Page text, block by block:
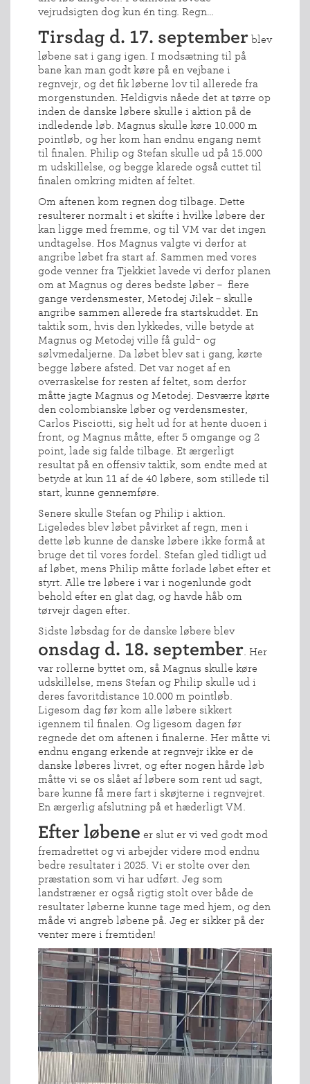
INDMELDELSE
BREDDEPULJE
NYHEDER
SPORTSGRENE
FORBUNDET
VÆRKTØJSKASSEN
KONKURRENCER
vejrudsigten dog kun én ting. Regn…
Tirsdag d. 17. september blev
løbene sat i gang igen. I modsætning til på
bane kan man godt køre på en vejbane i
regnvejr, og det fik løberne lov til allerede fra
morgenstunden. Heldigvis nåede det at tørre op
inden de danske løbere skulle i aktion på de
indledende løb. Magnus skulle køre 10.000 m
pointløb, og her kom han endnu engang nemt
til finalen. Philip og Stefan skulle ud på 15.000
m udskillelse, og begge klarede også cuttet til
finalen omkring midten af feltet.
Om aftenen kom regnen dog tilbage. Dette
resulterer normalt i et skifte i hvilke løbere der
kan ligge med fremme, og til VM var det ingen
undtagelse. Hos Magnus valgte vi derfor at
angribe løbet fra start af. Sammen med vores
gode venner fra Tjekkiet lavede vi derfor planen
om at Magnus og deres bedste løber – flere
gange verdensmester, Metodej Jilek – skulle
angribe sammen allerede fra startskuddet. En
taktik som, hvis den lykkedes, ville betyde at
Magnus og Metodej ville få guld- og
sølvmedaljerne. Da løbet blev sat i gang, kørte
begge løbere afsted. Det var noget af en
overraskelse for resten af feltet, som derfor
måtte jagte Magnus og Metodej. Desværre kørte
den colombianske løber og verdensmester,
Carlos Pisciotti, sig helt ud for at hente duoen i
front, og Magnus måtte, efter 5 omgange og 2
point, lade sig falde tilbage. Et ærgerligt
resultat på en offensiv taktik, som endte med at
betyde at kun 11 af de 40 løbere, som stillede til
start, kunne gennemføre.
Senere skulle Stefan og Philip i aktion.
Ligeledes blev løbet påvirket af regn, men i
dette løb kunne de danske løbere ikke formå at
bruge det til vores fordel. Stefan gled tidligt ud
af løbet, mens Philip måtte forlade løbet efter et
styrt. Alle tre løbere i var i nogenlunde godt
behold efter en glat dag, og havde håb om
tørvejr dagen efter.
Sidste løbsdag for de danske løbere blev
onsdag d. 18. september . Her
var rollerne byttet om, så Magnus skulle køre
udskillelse, mens Stefan og Philip skulle ud i
deres favoritdistance 10.000 m pointløb.
Ligesom dag før kom alle løbere sikkert
igennem til finalen. Og ligesom dagen før
regnede det om aftenen i finalerne. Her måtte vi
endnu engang erkende at regnvejr ikke er de
danske løberes livret, og efter nogen hårde løb
måtte vi se os slået af løbere som rent ud sagt,
bare kunne få mere fart i skøjterne i regnvejret.
En ærgerlig afslutning på et hæderligt VM.
Efter løbene er slut er vi ved godt mod
fremadrettet og vi arbejder videre mod endnu
bedre resultater i 2025. Vi er stolte over den
præstation som vi har udført. Jeg som
landstræner er også rigtig stolt over både de
resultater løberne kunne tage med hjem, og den
måde vi angreb løbene på. Jeg er sikker på der
venter mere i fremtiden!
Videoafspiller